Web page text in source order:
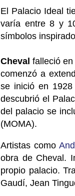
El Palacio Ideal
varía entre 8 y
símbolos
Cheval falleció
comenzó a
se inició en 1928
descubrió el
del palacio se
(MOMA).
Artistas como
obra de Cheval.
propio palacio.
Gaudí, Jean